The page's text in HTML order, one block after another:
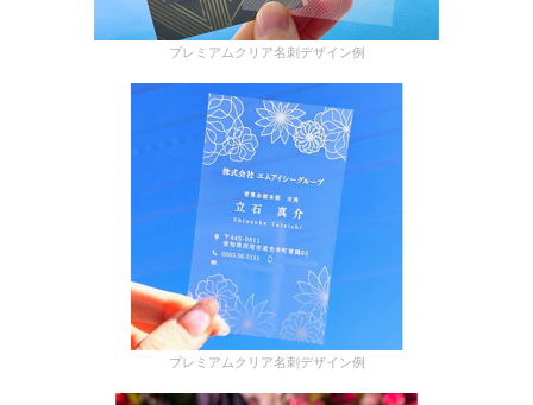
プレミアムクリア名刺デザイン例
プレミアムクリア名刺デザイン例